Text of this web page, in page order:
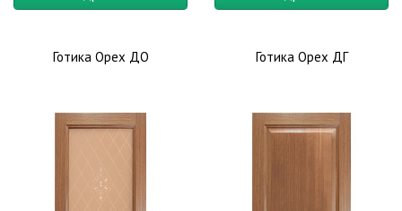
Готика Орех ДО Готика Орех ДГ